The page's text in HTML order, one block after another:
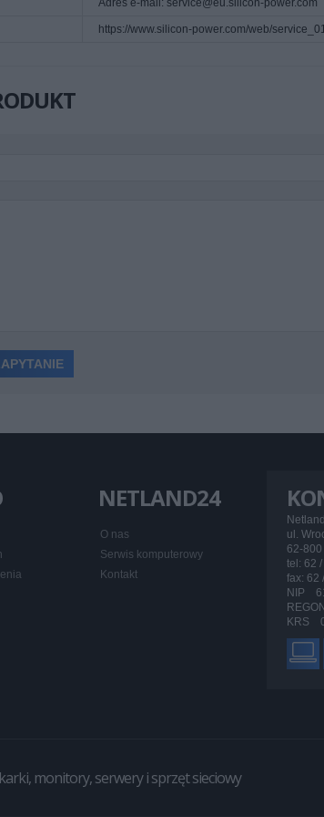
Adres e-mail: service@eu.silicon-power.com
https://www.silicon-power.com/web/
ul.
62-
tel: 62
fax: 62
NIP
KRS
NETLAND24
O nas
Serwis komputerowy
Kontakt
monitory, serwery i sprzęt sieciowy